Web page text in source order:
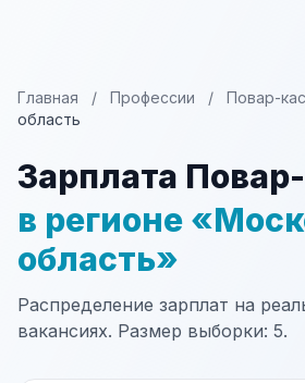
Главная / Профессии / Повар-
область
Зарплата
в регионе
область»
Распределение зарплат на
вакансиях. Размер выборки: 5.